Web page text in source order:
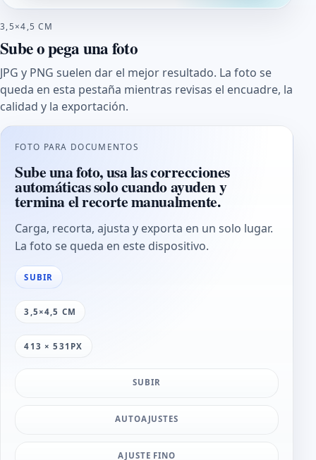
3,5×4,5 CM
Sube o pega una foto
JPG y PNG suelen dar el mejor resultado. La foto se
queda en esta pestaña mientras revisas el encuadre, la
calidad y la exportación.
FOTO PARA DOCUMENTOS
Sube una foto, usa las correcciones
automáticas solo cuando ayuden y
termina el recorte manualmente.
Carga, recorta, ajusta y exporta en un solo lugar.
La foto se queda en este dispositivo.
SUBIR
3,5×4,5 CM
413 × 531PX
SUBIR
AUTOAJUSTES
AJUSTE FINO